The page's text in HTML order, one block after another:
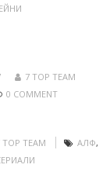
7 TOP TEAM
0 COMMENT
TOP TEAM АЛФ,